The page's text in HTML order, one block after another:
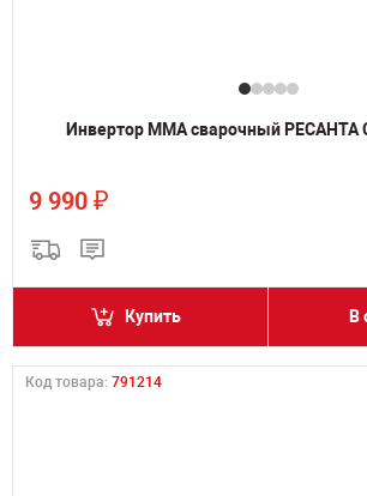
Инвертор MMA сварочный РЕСАНТА
9 990 ₽
Купить В
Код товара: 791214